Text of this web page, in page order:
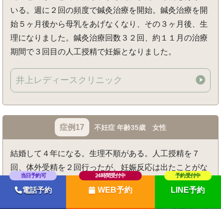
いる。週に２回の頻度で鍼灸治療を開始。鍼灸治療を開
始５ヶ月後から母乳をあげなくなり、その３ヶ月後、生
理になりました。鍼灸治療回数３２回、約１１月の治療
期間で３回目の人工授精で妊娠となりました。
井上レディースクリニック
症例17 不妊症 年齢35歳 女性
結婚して４年になる。生理不順がある。人工授精を７
回、体外受精を２回行ったが、妊娠反応は出たことがな
い。週に１回の頻度で鍼灸治療を開始。鍼灸治療回数２
９回、約半年の治療後、都合により約３年間不妊治療中
電話予約 WEB予約 LINE予約